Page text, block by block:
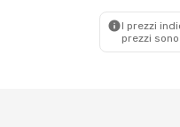
I prezzi
prezzi